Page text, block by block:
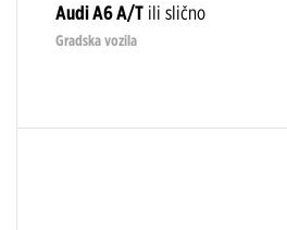
Audi A6 A/T ili slično
Gradska vozila